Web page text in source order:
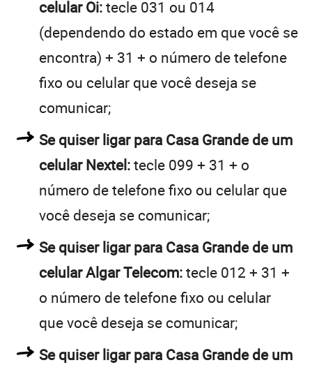
celular Oi:tecle 031 ou 014
(dependendo do estado em que você se
encontra) + 31 + o número de telefone
fixo ou celular que você deseja se
comunicar;
Se quiser ligar para Casa Grande de um
celular Nextel:tecle 099 + 31 + o
número de telefone fixo ou celular que
você deseja se comunicar;
Se quiser ligar para Casa Grande de um
celular Algar Telecom:tecle 012 + 31 +
o número de telefone fixo ou celular
que você deseja se comunicar;
Se quiser ligar para Casa Grande de um